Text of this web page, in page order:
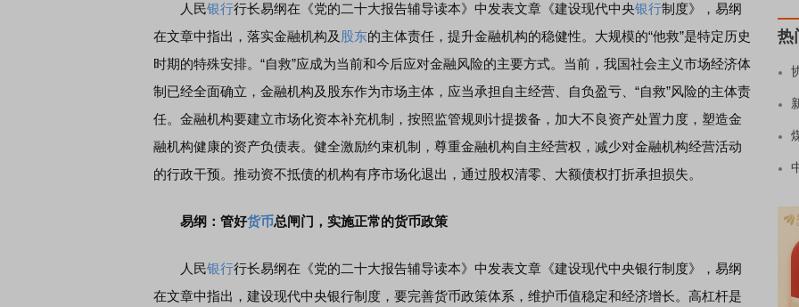
人民银行行长易纲在《党的二十大报告辅导读本》中发表文章《建设现代中央银行制度》，易纲
在文章中指出，落实金融机构及 股东的主体责任，提升金融机构的稳健性。大规模的“他救”是特定历史
时期的特殊安排。“自救”应成为当前和今后应对金融风险的主要方式。当前，我国社会主义市场经济体
制已经全面确立，金融机构及股东作为市场主体，应当承担自主经营、自负盈亏、“自救”风险的主体责
任。金融机构要建立市场化资本补充机制，按照监管规则计提拨备，加大不良资产处置力度，塑造金
融机构健康的资产负债表。健全激励约束机制，尊重金融机构自主经营权，减少对金融机构经营活动
的行政干预。推动资不抵债的机构有序市场化退出，通过股权清零、大额债权打折承担损失。
易纲：管好货币总闸门，实施正常的货币政策
人民银行行长易纲在《党的二十大报告辅导读本》中发表文章《建设现代中央银行制度》，易纲
在文章中指出，建设现代中央银行制度，要完善货币政策体系，维护币值稳定和经济增长。高杠杆是
热